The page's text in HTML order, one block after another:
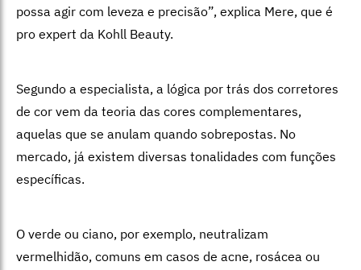
possa agir com leveza e precisão”, explica Mere, que é
pro expert da Kohll Beauty.
Segundo a especialista, a lógica por trás dos corretores
de cor vem da teoria das cores complementares,
aquelas que se anulam quando sobrepostas. No
mercado, já existem diversas tonalidades com funções
específicas.
O verde ou ciano, por exemplo, neutralizam
vermelhidão, comuns em casos de acne, rosácea ou